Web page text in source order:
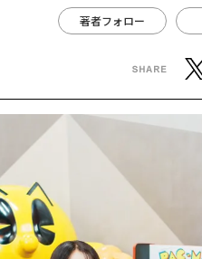
著者フォロー